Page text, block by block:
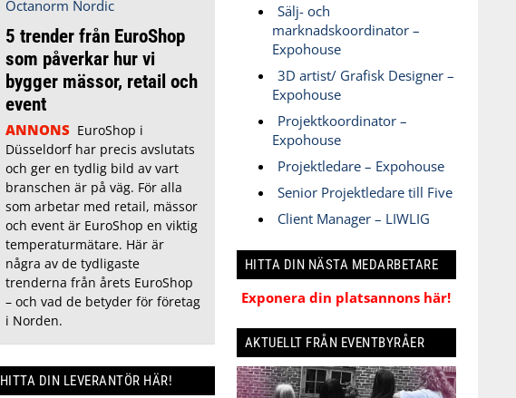
5 trender från EuroShop
som påverkar hur vi
bygger mässor, retail och
event
ANNONS EuroShop i
Düsseldorf har precis avslutats
och ger en tydlig bild av vart
branschen är på väg. För alla
som arbetar med retail, mässor
och event är EuroShop en viktig
temperaturmätare. Här är
några av de tydligaste
trenderna från årets EuroShop
– och vad de betyder för företag
i Norden.
HITTA DIN LEVERANTÖR HÄR!
Sälj- och
marknadskoordinator –
Expohouse
3D artist/ Grafisk Designer –
Expohouse
Projektkoordinator –
Expohouse
Projektledare – Expohouse
Senior Projektledare till Five
Client Manager – LIWLIG
HITTA DIN NÄSTA MEDARBETARE
Exponera din platsannons här!
AKTUELLT FRÅN EVENTBYRÅER